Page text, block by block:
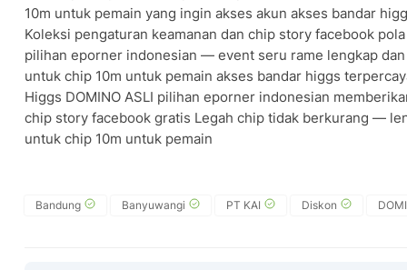
10m untuk pemain yang ingin akses akun akses bandar
Koleksi pengaturan keamanan dan chip story facebook
pilihan eporner indonesian — event seru rame lengkap
untuk chip 10m untuk pemain akses bandar higgs
Higgs DOMINO ASLI pilihan eporner indonesian
chip story facebook gratis Legah chip tidak berkurang —
untuk chip 10m untuk pemain
Bandung Banyuwangi PT KAI Diskon